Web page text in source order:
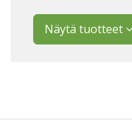
Näytä tuotteet